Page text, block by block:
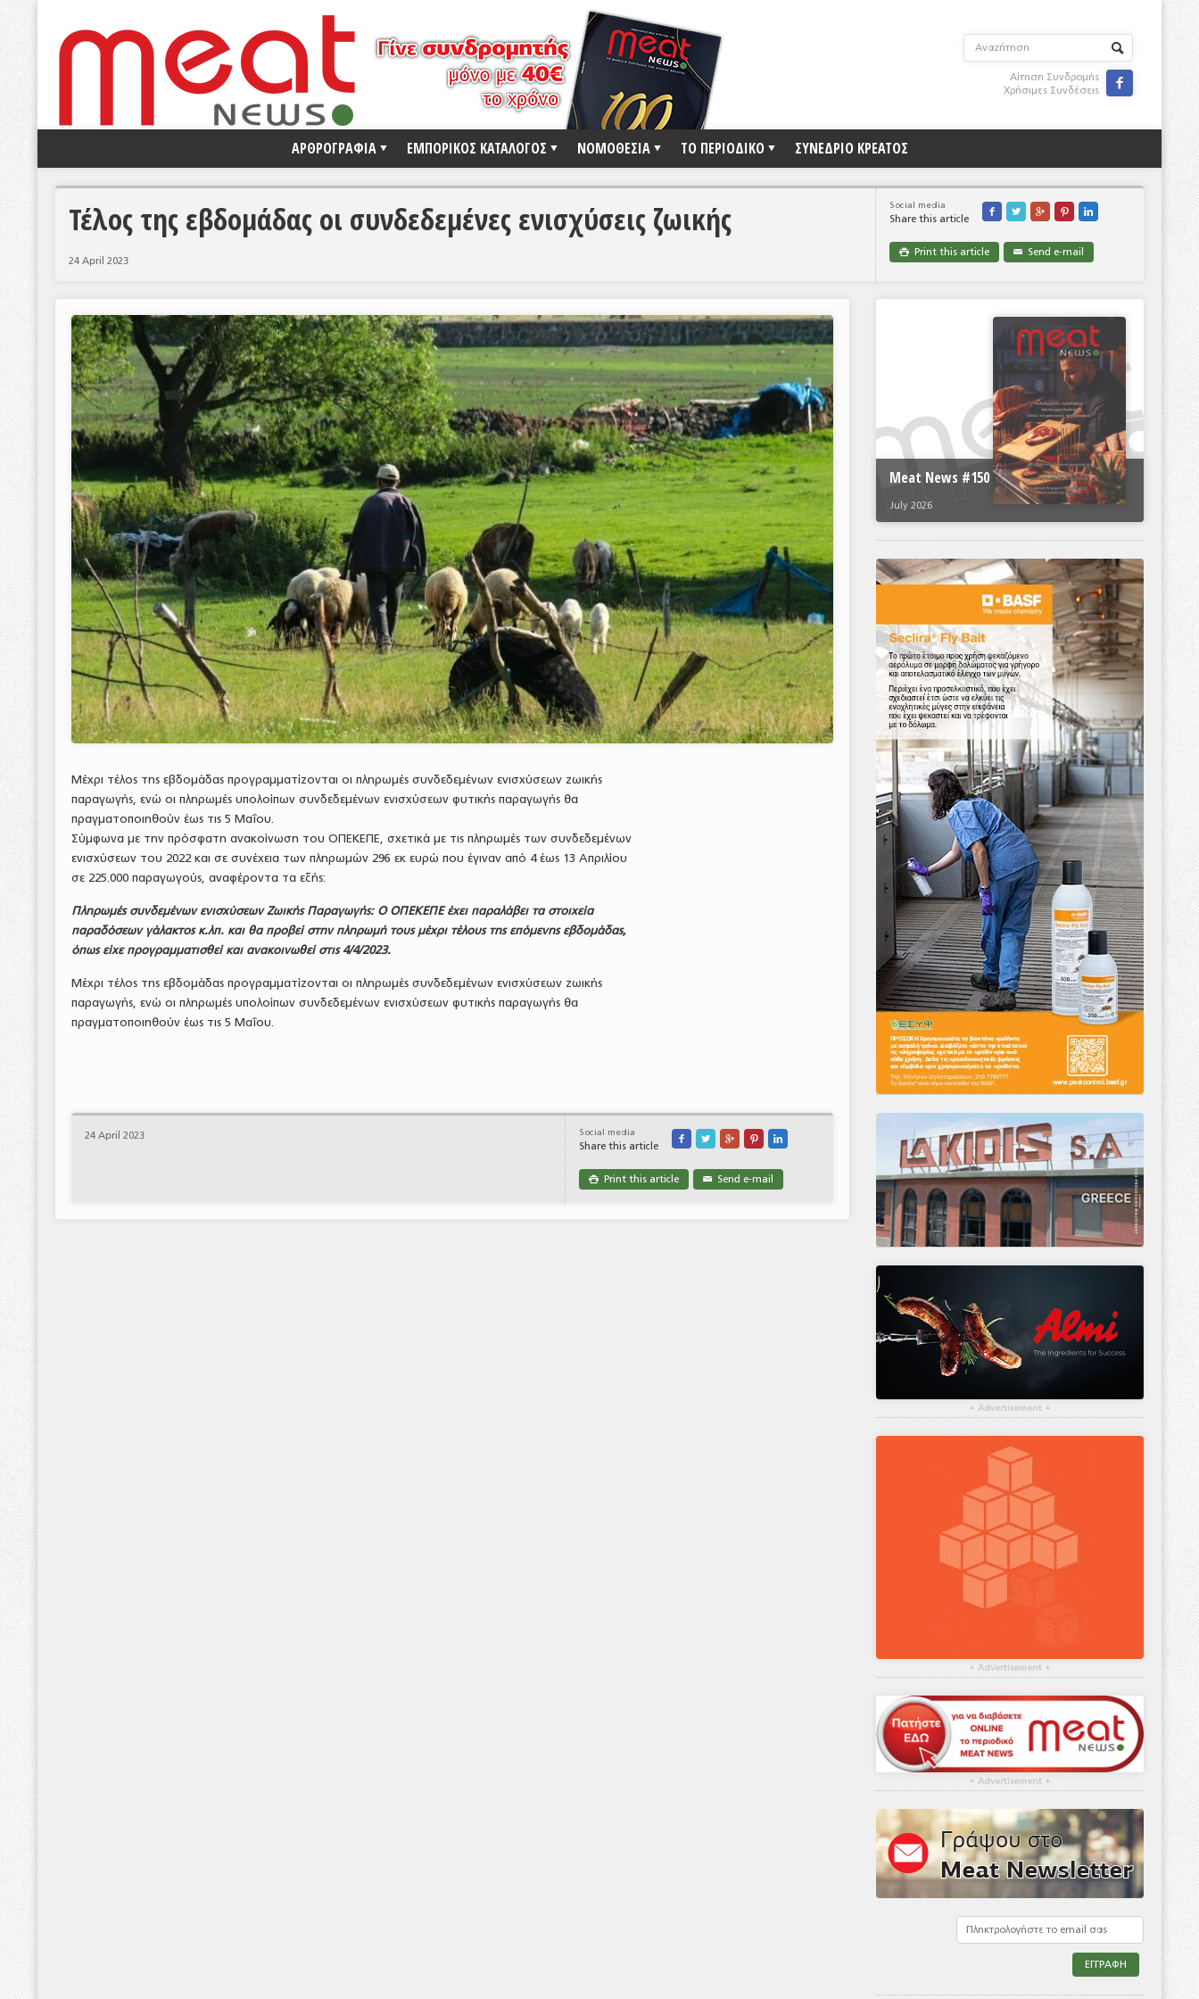
Αίτηση Συνδρομής
Χρήσιμες Συνδέσεις

ΑΡΘΡΟΓΡΑΦΙΑ ΕΜΠΟΡΙΚΟΣ ΚΑΤΑΛΟΓΟΣ ΝΟΜΟΘΕΣΙΑ ΤΟ ΠΕΡΙΟΔΙΚΟ ΣΥΝΕΔΡΙΟ ΚΡΕΑΤΟΣ
Social media
Share this article
    
 Print this article ✉ Send e-mail
Τέλος της εβδομάδας οι συνδεδεμένες ενισχύσεις ζωικής
24 April 2023
Μέχρι τέλος της εβδομάδας προγραμματίζονται οι πληρωμές συνδεδεμένων ενισχύσεων ζωικής
παραγωγής, ενώ οι πληρωμές υπολοίπων συνδεδεμένων ενισχύσεων φυτικής παραγωγής θα
πραγματοποιηθούν έως τις 5 Μαΐου.
Σύμφωνα με την πρόσφατη ανακοίνωση του ΟΠΕΚΕΠΕ, σχετικά με τις πληρωμές των συνδεδεμένων
ενισχύσεων του 2022 και σε συνέχεια των πληρωμών 296 εκ ευρώ που έγιναν από 4 έως 13 Απριλίου
σε 225.000 παραγωγούς, αναφέροντα τα εξής:
Πληρωμές συνδεμένων ενισχύσεων Ζωικής Παραγωγής: Ο ΟΠΕΚΕΠΕ έχει παραλάβει τα στοιχεία
παραδόσεων γάλακτος κ.λπ. και θα προβεί στην πληρωμή τους μέχρι τέλους της επόμενης εβδομάδας,
όπως είχε προγραμματισθεί και ανακοινωθεί στις 4/4/2023.
Μέχρι τέλος της εβδομάδας προγραμματίζονται οι πληρωμές συνδεδεμένων ενισχύσεων ζωικής
παραγωγής, ενώ οι πληρωμές υπολοίπων συνδεδεμένων ενισχύσεων φυτικής παραγωγής θα
πραγματοποιηθούν έως τις 5 Μαΐου.
Social media
Share this article
    
 Print this article ✉ Send e-mail
24 April 2023
Meat News #150
July 2026
▴ Advertisement ▴
▴ Advertisement ▴
▴ Advertisement ▴